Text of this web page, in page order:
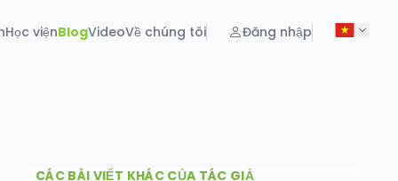
Học việnBlogVideoVề chúng tôi Đăng nhập
CÁC BÀI VIẾT KHÁC CỦA TÁC GIẢ